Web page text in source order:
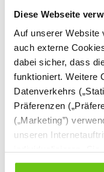
Diese Webseite
Auf unserer Website
auch externe
dabei sicher, dass
funktioniert. Weitere
Datenverkehrs
Präferenzen
(„Marketing”)
unseren
Cookies Sie
Modelliermasse
Produktnummer: